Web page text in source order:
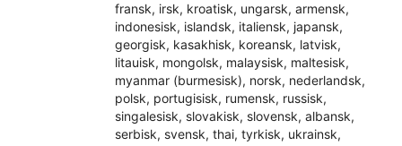
fransk, irsk, kroatisk, ungarsk, armensk,
indonesisk, islandsk, italiensk, japansk,
georgisk, kasakhisk, koreansk, latvisk,
litauisk, mongolsk, malaysisk, maltesisk,
myanmar (burmesisk), norsk, nederlandsk,
polsk, portugisisk, rumensk, russisk,
singalesisk, slovakisk, slovensk, albansk,
serbisk, svensk, thai, tyrkisk, ukrainsk,